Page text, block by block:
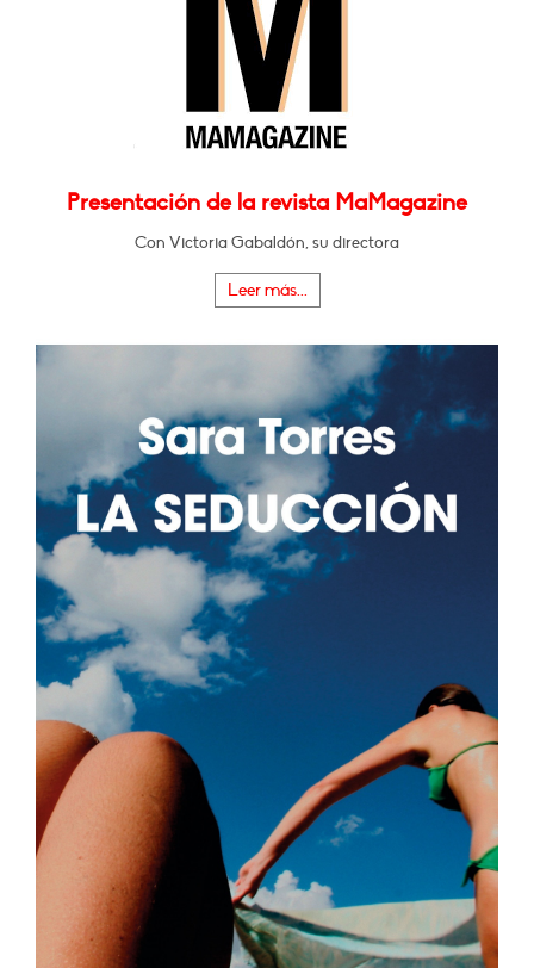
Presentación de la revista MaMagazine
Con Victoria Gabaldón, su directora
Leer más...